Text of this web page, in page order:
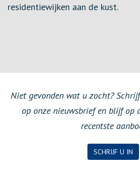
residentiewijken aan de kust.
Niet gevonden wat u zocht?
op onze nieuwsbrief en blijf op
recentste
SCHRIJF U IN